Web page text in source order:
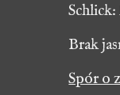
Schlick:
Brak
Spór o